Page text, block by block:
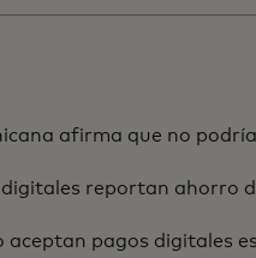
afirma que no
digitales reportan ahorro
aceptan pagos digitales